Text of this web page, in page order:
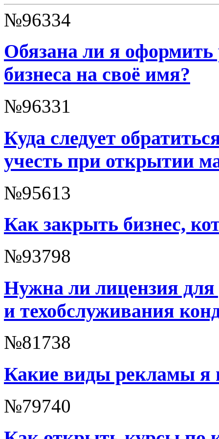
№96334
Обязана ли я оформить
бизнеса на своё имя?
№96331
Куда следует
учесть при открытии
№95613
Как закрыть бизнес,
№93798
Нужна ли лицензия для
и техобслуживания
№81738
Какие виды рекламы я
№79740